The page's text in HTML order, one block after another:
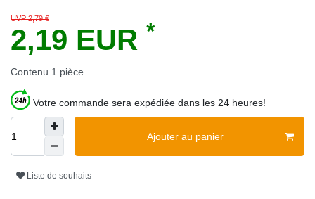
UVP 2,79 €
2,19 EUR *
Contenu 1 pièce
Votre commande sera expédiée dans les 24 heures!
Ajouter au panier
Liste de souhaits